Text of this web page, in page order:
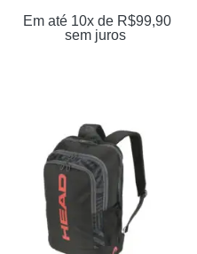
Em até 10x de R$99,90
sem juros